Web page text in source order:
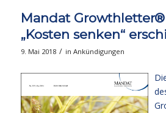
Mandat Growthletter®
„Kosten senken“
9. Mai 2018 / in Ankündigungen